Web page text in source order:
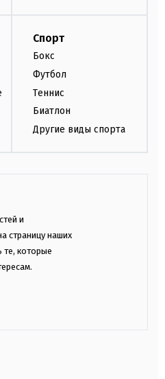
Спорт
Бокс
Футбол
Теннис
Биатлон
Другие виды спорта
и
страницу наших
те, которые